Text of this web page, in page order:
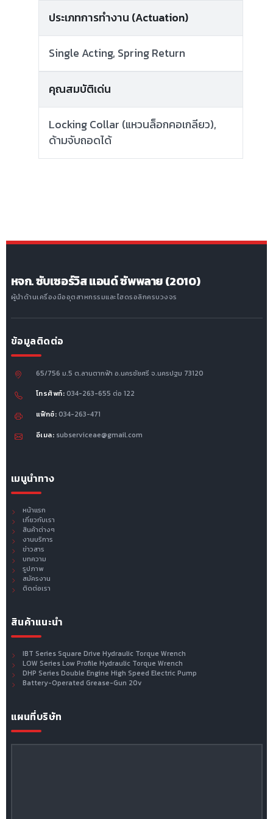
ประเภทการทำงาน (Actuation)
Single Acting, Spring Return
คุณสมบัติเด่น
Locking Collar (แหวนล็อกคอเกลียว),
ด้ามจับถอดได้
หจก. ซับเซอร์วิส แอนด์ ซัพพลาย (2010)
ผู้นำด้านเครื่องมืออุตสาหกรรมและไฮดรอลิกครบวงจร
ข้อมูลติดต่อ
65/756 ม.5 ต.ลานตากฟ้า อ.นครชัยศรี จ.นครปฐม 73120
โทรศัพท์: 034-263-655 ต่อ 122
แฟ็กซ์: 034-263-471
อีเมล: subserviceae@gmail.com
เมนูนำทาง
หน้าแรก
เกี่ยวกับเรา
สินค้าต่างๆ
งานบริการ
ข่าวสาร
บทความ
รูปภาพ
สมัครงาน
ติดต่อเรา
สินค้าแนะนำ
IBT Series Square Drive Hydraulic Torque Wrench
LOW Series Low Profile Hydraulic Torque Wrench
DHP Series Double Engine High Speed Electric Pump
Battery-Operated Grease-Gun 20v
แผนที่บริษัท